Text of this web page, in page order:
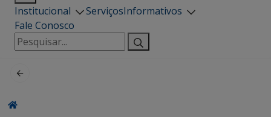
Institucional ServiçosInformativos
Fale Conosco
Pesquisar
por: